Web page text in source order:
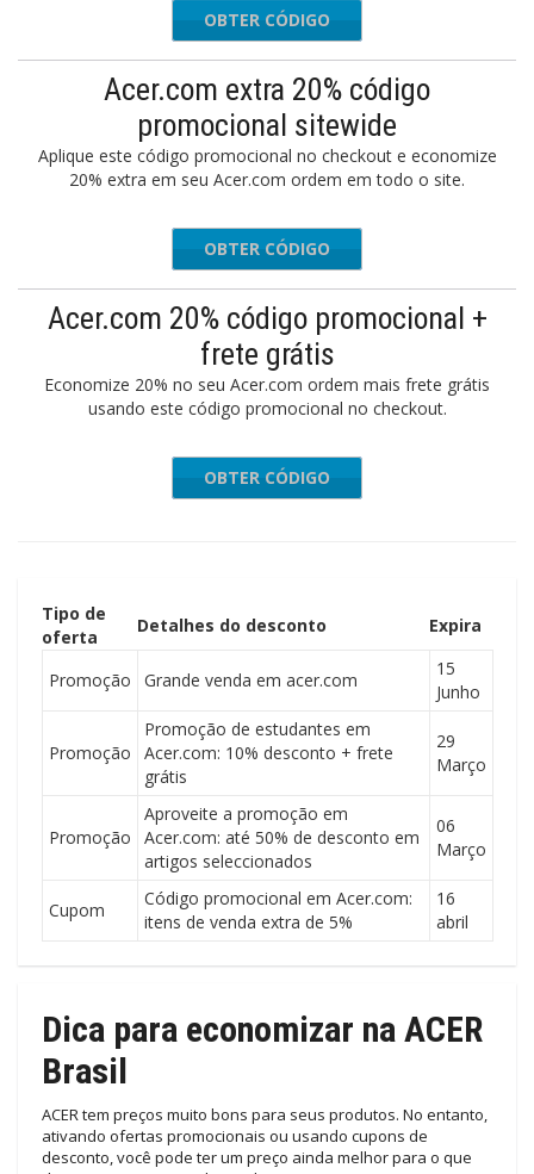
-B514JI
OBTER CÓDIGO
Acer.com extra 20% código
promocional sitewide
Aplique este código promocional no checkout e economize
20% extra em seu Acer.com ordem em todo o site.
PRES20
OBTER CÓDIGO
Acer.com 20% código promocional +
frete grátis
Economize 20% no seu Acer.com ordem mais frete grátis
usando este código promocional no checkout.
LABOR20
OBTER CÓDIGO
Tipo de
oferta
Detalhes do desconto Expira
Promoção Grande venda em acer.com
15
Junho
Promoção
Promoção de estudantes em
Acer.com: 10% desconto + frete
grátis
29
Março
Promoção
Aproveite a promoção em
Acer.com: até 50% de desconto em
artigos seleccionados
06
Março
Cupom
Código promocional em Acer.com:
itens de venda extra de 5%
16
abril
Dica para economizar na ACER
Brasil
ACER tem preços muito bons para seus produtos. No entanto,
ativando ofertas promocionais ou usando cupons de
desconto, você pode ter um preço ainda melhor para o que